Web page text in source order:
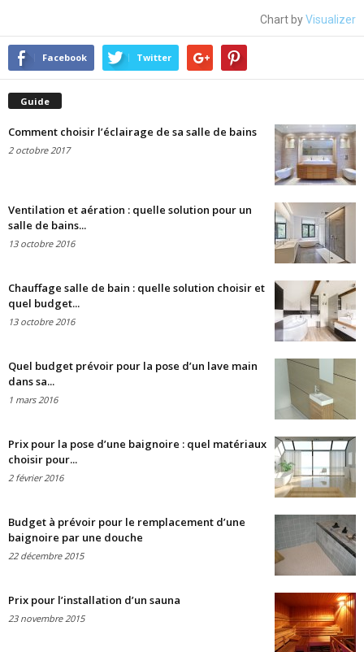
Chart byVisualizer
Facebook Twitter
Guide
Comment choisir l’éclairage de sa salle de bains
2 octobre 2017
Ventilation et aération : quelle solution pour un
salle de bains...
13 octobre 2016
Chauffage salle de bain : quelle solution choisir et
quel budget...
13 octobre 2016
Quel budget prévoir pour la pose d’un lave main
dans sa...
1 mars 2016
Prix pour la pose d’une baignoire : quel matériaux
choisir pour...
2 février 2016
Budget à prévoir pour le remplacement d’une
baignoire par une douche
22 décembre 2015
Prix pour l’installation d’un sauna
23 novembre 2015